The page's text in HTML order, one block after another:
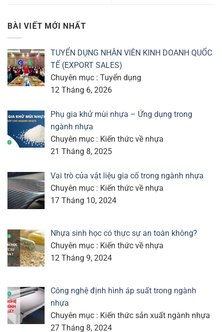
BÀI VIẾT MỚI NHẤT
TUYỂN DỤNG NHÂN VIÊN KINH DOANH QUỐC
TẾ (EXPORT SALES)
Chuyên mục : Tuyển dụng
12 Tháng 6, 2026
Phụ gia khử mùi nhựa – Ứng dụng trong
ngành nhựa
Chuyên mục : Kiến thức về nhựa
21 Tháng 8, 2025
Vai trò của vật liệu gia cố trong ngành nhựa
Chuyên mục : Kiến thức về nhựa
17 Tháng 10, 2024
Nhựa sinh học có thực sự an toàn không?
Chuyên mục : Kiến thức về nhựa
12 Tháng 9, 2024
Công nghệ định hình áp suất trong ngành
nhựa
Chuyên mục : Kiến thức sản xuất ngành nhựa
27 Tháng 8, 2024